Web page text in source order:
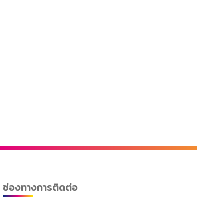
ช่องทางการติดต่อ